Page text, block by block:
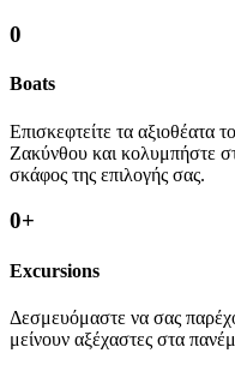
0
Boats
Επισκεφτείτε τα
Ζακύνθου και κολυμπήστε
σκάφος της επιλογής σας.
0+
Excursions
Δεσμευόμαστε να σας
μείνουν αξέχαστες στα